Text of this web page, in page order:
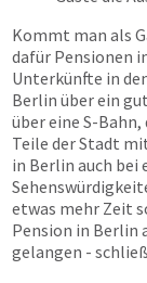
Kommt man als
dafür Pensionen
Unterkünfte in
Berlin über ein
über eine S-
Teile der Stadt
in Berlin auch bei
etwas mehr Zeit
Pension in Berlin
gelangen -